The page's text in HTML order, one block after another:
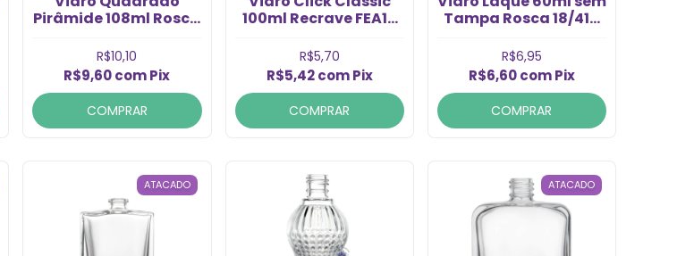
Pirâmide 108ml Rosca
R$10,10
R$9,60comPix
COMPRAR
100ml Recrave FEA15
R$5,70
R$5,42com Pix
COMPRAR
Tampa Rosca 18/410
R$6,95
R$6,60comPix
COMPRAR
ATACADO ATACADO